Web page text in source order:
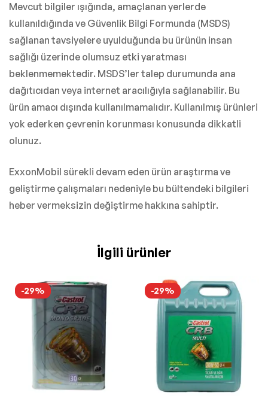
Mevcut bilgiler ışığında, amaçlanan yerlerde
kullanıldığında ve Güvenlik Bilgi Formunda (MSDS)
sağlanan tavsiyelere uyulduğunda bu ürünün insan
sağlığı üzerinde olumsuz etki yaratması
beklenmemektedir. MSDS’ler talep durumunda ana
dağıtıcıdan veya internet aracılığıyla sağlanabilir. Bu
ürün amacı dışında kullanılmamalıdır. Kullanılmış ürünleri
yok ederken çevrenin korunması konusunda dikkatli
olunuz.
ExxonMobil sürekli devam eden ürün araştırma ve
geliştirme çalışmaları nedeniyle bu bültendeki bilgileri
heber vermeksizin değiştirme hakkına sahiptir.
İlgili ürünler
-29% -29%